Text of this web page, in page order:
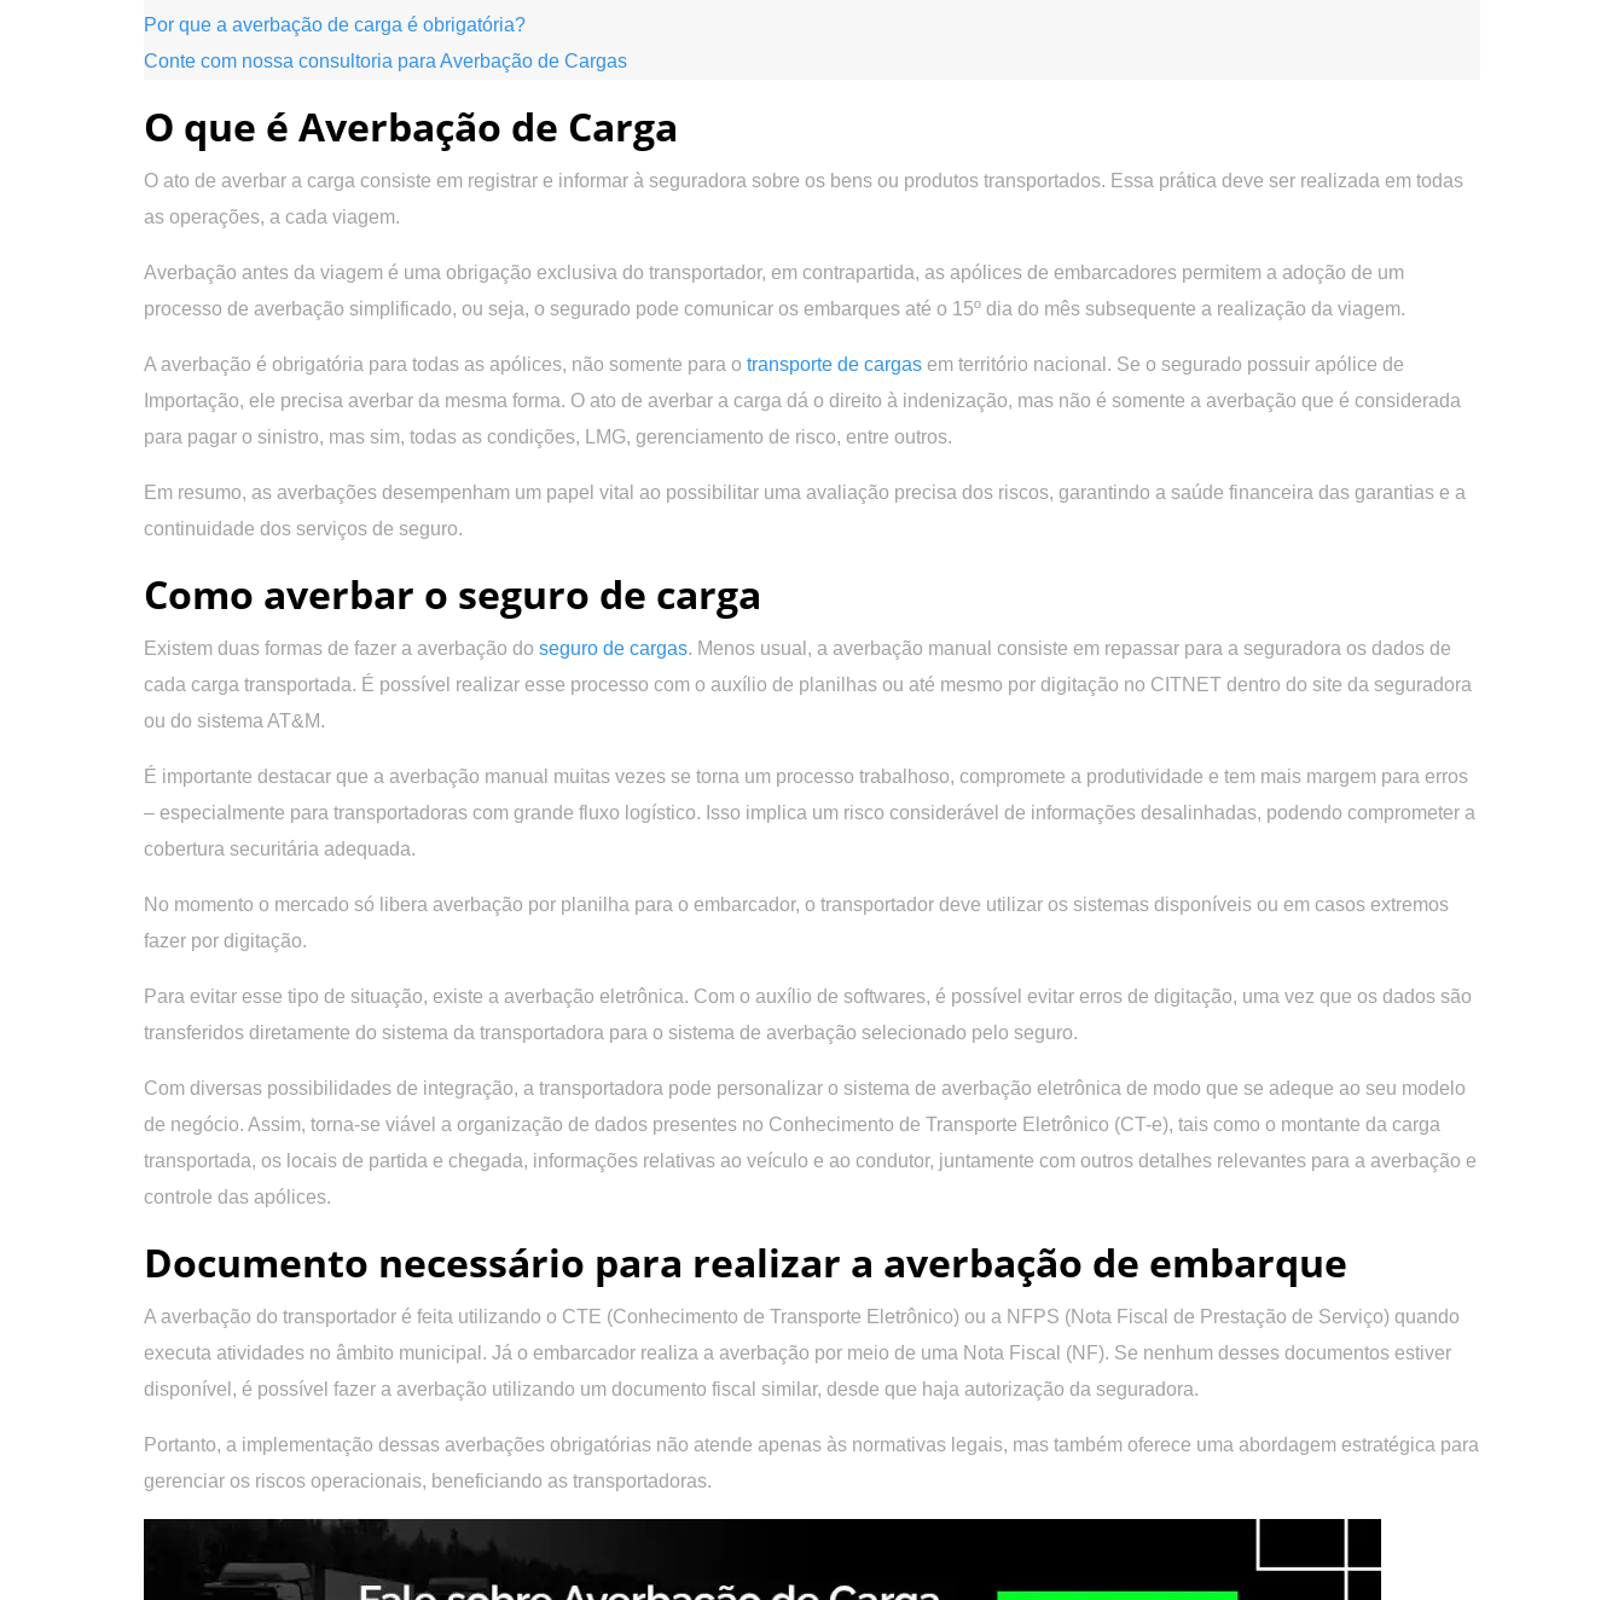
Por que a averbação de carga é obrigatória?
Conte com nossa consultoria para Averbação de Cargas
O que é Averbação de Carga
O ato de averbar a carga consiste em registrar e informar à seguradora sobre os bens ou produtos transportados. Essa prática deve ser realizada em todas
as operações, a cada viagem.
Averbação antes da viagem é uma obrigação exclusiva do transportador, em contrapartida, as apólices de embarcadores permitem a adoção de um
processo de averbação simplificado, ou seja, o segurado pode comunicar os embarques até o 15º dia do mês subsequente a realização da viagem.
A averbação é obrigatória para todas as apólices, não somente para o transporte de cargas em território nacional. Se o segurado possuir apólice de
Importação, ele precisa averbar da mesma forma. O ato de averbar a carga dá o direito à indenização, mas não é somente a averbação que é considerada
para pagar o sinistro, mas sim, todas as condições, LMG, gerenciamento de risco, entre outros.
Em resumo, as averbações desempenham um papel vital ao possibilitar uma avaliação precisa dos riscos, garantindo a saúde financeira das garantias e a
continuidade dos serviços de seguro.
Como averbar o seguro de carga
Existem duas formas de fazer a averbação do seguro de cargas. Menos usual, a averbação manual consiste em repassar para a seguradora os dados de
cada carga transportada. É possível realizar esse processo com o auxílio de planilhas ou até mesmo por digitação no CITNET dentro do site da seguradora
ou do sistema AT&M.
É importante destacar que a averbação manual muitas vezes se torna um processo trabalhoso, compromete a produtividade e tem mais margem para erros
– especialmente para transportadoras com grande fluxo logístico. Isso implica um risco considerável de informações desalinhadas, podendo comprometer a
cobertura securitária adequada.
No momento o mercado só libera averbação por planilha para o embarcador, o transportador deve utilizar os sistemas disponíveis ou em casos extremos
fazer por digitação.
Para evitar esse tipo de situação, existe a averbação eletrônica. Com o auxílio de softwares, é possível evitar erros de digitação, uma vez que os dados são
transferidos diretamente do sistema da transportadora para o sistema de averbação selecionado pelo seguro.
Com diversas possibilidades de integração, a transportadora pode personalizar o sistema de averbação eletrônica de modo que se adeque ao seu modelo
de negócio. Assim, torna-se viável a organização de dados presentes no Conhecimento de Transporte Eletrônico (CT-e), tais como o montante da carga
transportada, os locais de partida e chegada, informações relativas ao veículo e ao condutor, juntamente com outros detalhes relevantes para a averbação e
controle das apólices.
Documento necessário para realizar a averbação de embarque
A averbação do transportador é feita utilizando o CTE (Conhecimento de Transporte Eletrônico) ou a NFPS (Nota Fiscal de Prestação de Serviço) quando
executa atividades no âmbito municipal. Já o embarcador realiza a averbação por meio de uma Nota Fiscal (NF). Se nenhum desses documentos estiver
disponível, é possível fazer a averbação utilizando um documento fiscal similar, desde que haja autorização da seguradora.
Portanto, a implementação dessas averbações obrigatórias não atende apenas às normativas legais, mas também oferece uma abordagem estratégica para
gerenciar os riscos operacionais, beneficiando as transportadoras.